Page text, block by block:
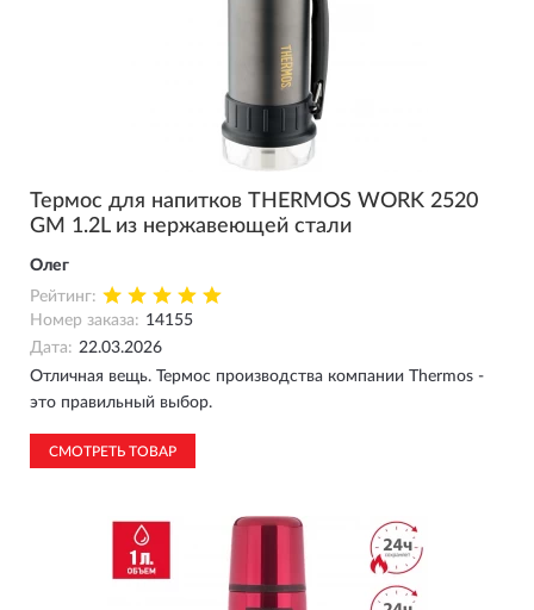
Термос для напитков THERMOS WORK 2520
GM 1.2L из нержавеющей стали
Олег
Рейтинг:
Номер заказа: 14155
Дата: 22.03.2026
Отличная вещь. Термос производства компании Thermos -
это правильный выбор.
СМОТРЕТЬ ТОВАР